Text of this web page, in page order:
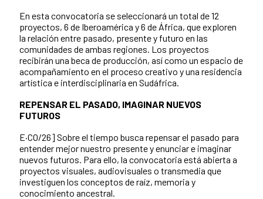
En esta convocatoria se seleccionará un total de 12
proyectos, 6 de Iberoamérica y 6 de África, que exploren
la relación entre pasado, presente y futuro en las
comunidades de ambas regiones. Los proyectos
recibirán una beca de producción, así como un espacio de
acompañamiento en el proceso creativo y una residencia
artística e interdisciplinaria en Sudáfrica.
REPENSAR EL PASADO, IMAGINAR NUEVOS
FUTUROS
E·CO/26] Sobre el tiempo busca repensar el pasado para
entender mejor nuestro presente y enunciar e imaginar
nuevos futuros. Para ello, la convocatoria está abierta a
proyectos visuales, audiovisuales o transmedia que
investiguen los conceptos de raíz, memoria y
conocimiento ancestral.